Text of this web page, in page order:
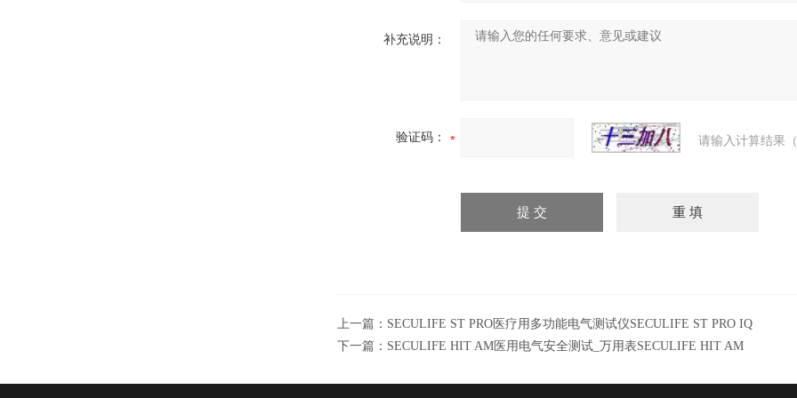
补充说明：
验证码： 请输入计算结果
上一篇： SECULIFE ST PRO医疗用多功能电气测试仪SECULIFE ST PRO IQ
下一篇： SECULIFE HIT AM医用电气安全测试_万用表SECULIFE HIT AM